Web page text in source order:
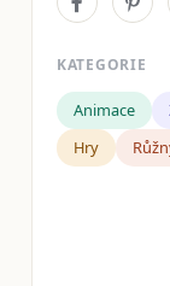
KATEGORIE
Animace
Hry